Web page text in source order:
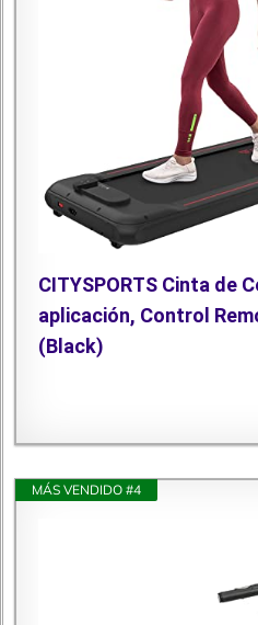
CITYSPORTS Cinta de
aplicación, Control
(Black)
MÁS VENDIDO #4